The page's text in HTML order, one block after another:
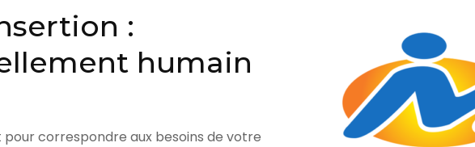
:
humain
correspondre aux besoins de votre